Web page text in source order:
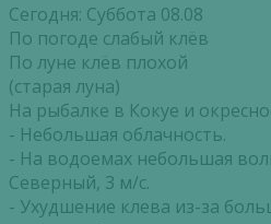
Сегодня: Суббота 08.08
По погоде слабый клёв
По луне клёв плохой
(старая луна)
На рыбалке в Кокуе и
- Небольшая облачность.
- На водоемах небольшая
Северный, 3 м/с.
- Ухудшение клева из-за